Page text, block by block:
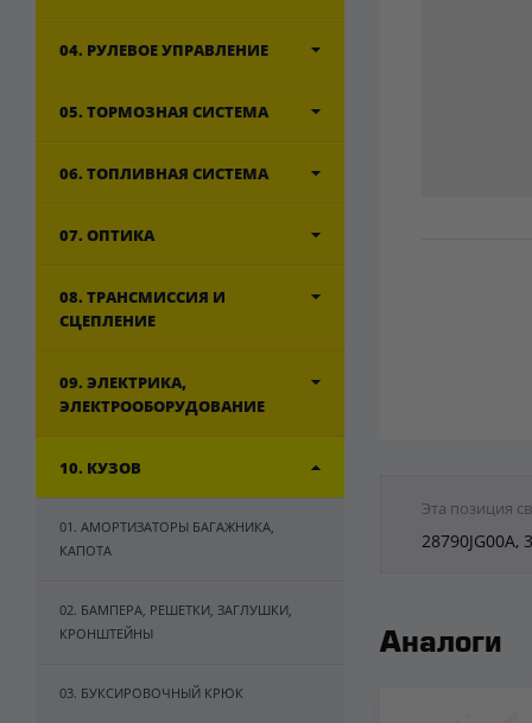
04. РУЛЕВОЕ УПРАВЛЕНИЕ
05. ТОРМОЗНАЯ СИСТЕМА
06. ТОПЛИВНАЯ СИСТЕМА
07. ОПТИКА
08. ТРАНСМИССИЯ И
СЦЕПЛЕНИЕ
09. ЭЛЕКТРИКА,
ЭЛЕКТРООБОРУДОВАНИЕ
10. КУЗОВ
01. АМОРТИЗАТОРЫ БАГАЖНИКА,
КАПОТА
02. БАМПЕРА, РЕШЕТКИ, ЗАГЛУШКИ,
КРОНШТЕЙНЫ
03. БУКСИРОВОЧНЫЙ КРЮК
Эта позиция
28790JG00A,
Аналоги